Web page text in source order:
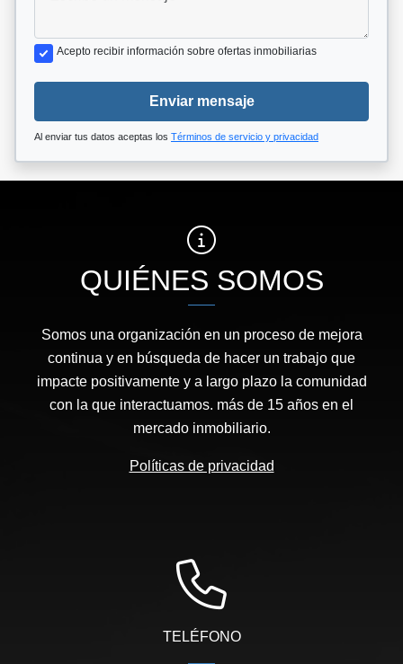
Acepto recibir información sobre ofertas inmobiliarias
Enviar mensaje
Al enviar tus datos aceptas los Términos de servicio y privacidad
QUIÉNES SOMOS
Somos una organización en un proceso de mejora
continua y en búsqueda de hacer un trabajo que
impacte positivamente y a largo plazo la comunidad
con la que interactuamos. más de 15 años en el
mercado inmobiliario.
Políticas de privacidad
TELÉFONO